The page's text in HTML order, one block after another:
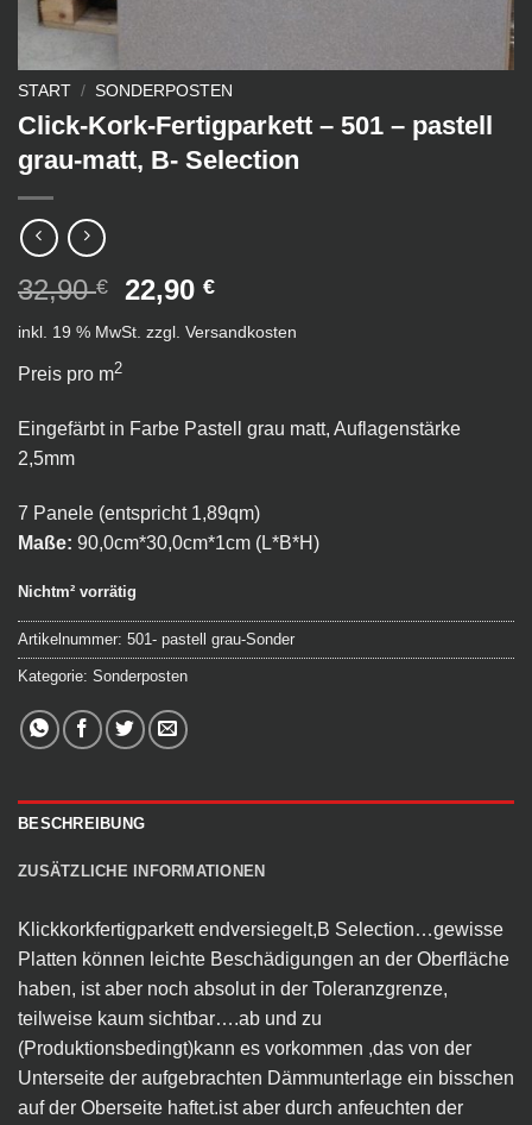
START / SONDERPOSTEN
Click-Kork-Fertigparkett – 501 – pastell
grau-matt, B- Selection
32,90€
Ursprünglicher
war:
22,90€Aktueller
ist:
inkl. 19 % MwSt. zzgl. Versandkosten
Preis pro m2
Eingefärbt in Farbe Pastell grau matt, Auflagenstärke
2,5mm
7 Panele (entspricht 1,89qm)
Maße: 90,0cm*30,0cm*1cm (L*B*H)
Nichtm² vorrätig
Artikelnummer: 501- pastell grau-Sonder
Kategorie: Sonderposten
BESCHREIBUNG
ZUSÄTZLICHE INFORMATIONEN
Klickkorkfertigparkett endversiegelt,B Selection…gewisse
Platten können leichte Beschädigungen an der Oberfläche
haben, ist aber noch absolut in der Toleranzgrenze,
teilweise kaum sichtbar….ab und zu
(Produktionsbedingt)kann es vorkommen ,das von der
Unterseite der aufgebrachten Dämmunterlage ein bisschen
auf der Oberseite haftet.ist aber durch anfeuchten der